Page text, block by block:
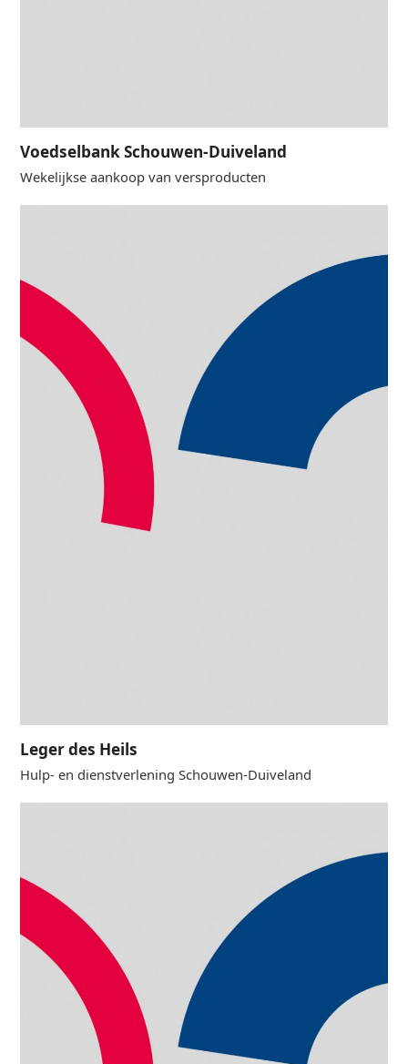
Voedselbank Schouwen-Duiveland
Wekelijkse aankoop van versproducten
Leger des Heils
Hulp- en dienstverlening Schouwen-Duiveland